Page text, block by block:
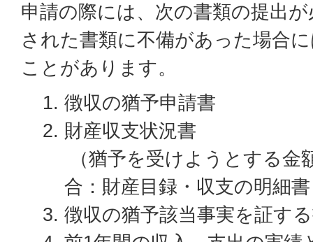
申請の際には、次の書類の提出
された書類に不備があった場合
ことがあります。
徴収の猶予申請書
財産収支状況書
（猶予を受けようとする金
合：財産目録・収支の明細
徴収の猶予該当事実を証す